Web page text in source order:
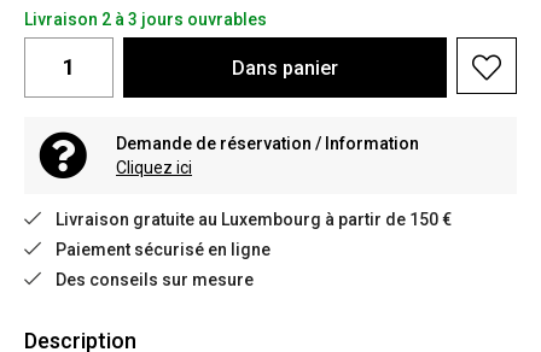
Livraison 2 à 3 jours ouvrables
Dans panier
Demande de réservation / Information
Cliquez ici
Livraison gratuite au Luxembourg à partir de 150 €
Paiement sécurisé en ligne
Des conseils sur mesure
Description